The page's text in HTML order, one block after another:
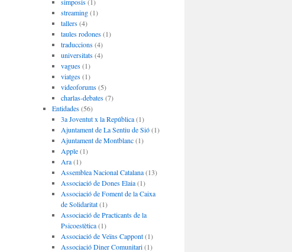
streaming(1)
tallers(4)
taules rodones(1)
traduccions(4)
universitats(4)
vagues(1)
viatges(1)
videoforums(5)
charlas-debates(7)
Entidades(56)
3a Joventut x la República(1)
Ajuntament de La Sentiu de Sió(1)
Ajuntament de Montblanc(1)
Apple(1)
Ara(1)
Assemblea Nacional Catalana(13)
Associació de Dones Elaia(1)
Associació de Foment de la Caixa
de Solidaritat(1)
Associació de Practicants de la
Psicoestètica(1)
Associació de Veïns Cappont(1)
Associació Diner Comunitari(1)